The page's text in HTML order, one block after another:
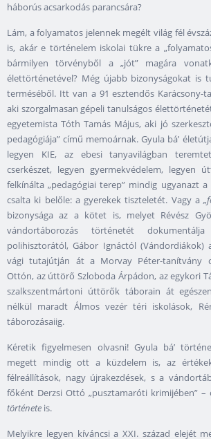
háborús acsarkodás parancsára?
Lám, a folyamatos jelennek megélt világ fél
is, akár e történelem iskolai tükre a
bármilyen törvényből a „jót” magára
élettörténetével? Még újabb bizonyságokat is
terméséből. Itt van a 91 esztendős Karácsony-
aki szorgalmasan gépeli tanulságos
egyetemista Tóth Tamás Május, aki jó
pedagógiája” című memoárnak. Gyula bá’
legyen KIE, az ebesi tanyavilágban
cserkészet, legyen gyermekvédelem, legyen
felkínálta „pedagógiai terep” mindig ugyanazt a
csalta ki belőle: a gyerekek tiszteletét. Vagy a
bizonysága az a kötet is, melyet Révész
vándortáborozás történetét
polihisztorától, Gábor Ignáctól (Vándordiákok)
vági tutajútján át a Morvay Péter-tanítvány
Ottón, az úttörő Szloboda Árpádon, az egykori
szalkszentmártoni úttörők táborain át
nélkül maradt Álmos vezér téri iskolások,
táborozásaiig.
Kéretik figyelmesen olvasni! Gyula bá’
megett mindig ott a küzdelem is, az
félreállítások, nagy újrakezdések, s a
főként Derzsi Ottó „pusztamaróti krimijében”
története is.
Melyikre legyen kíváncsi a XXI. század elejét